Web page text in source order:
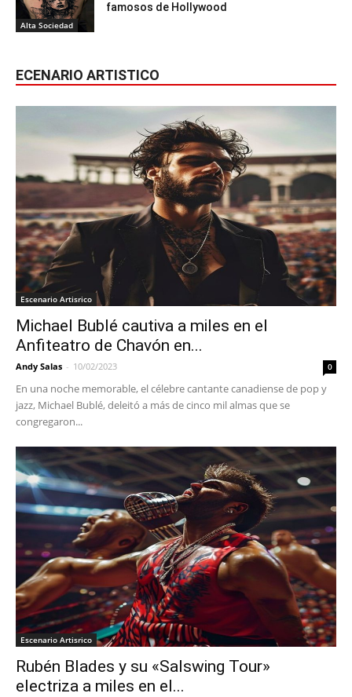
Alta Sociedad
famosos de Hollywood
ECENARIO ARTISTICO
Escenario Artisrico
Michael Bublé cautiva a miles en el
Anfiteatro de Chavón en...
Andy Salas - 10/02/2023 0
En una noche memorable, el célebre cantante canadiense de pop y
jazz, Michael Bublé, deleitó a más de cinco mil almas que se
congregaron...
Escenario Artisrico
Rubén Blades y su «Salswing Tour»
electriza a miles en el...